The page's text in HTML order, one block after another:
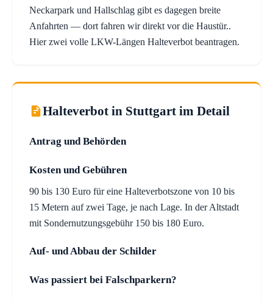
Neckarpark und Hallschlag gibt es dagegen breite
Anfahrten — dort fahren wir direkt vor die Haustür..
Hier zwei volle LKW-Längen Halteverbot beantragen.
Halteverbot in Stuttgart im Detail
Antrag und Behörden
Kosten und Gebühren
90 bis 130 Euro für eine Halteverbotszone von 10 bis
15 Metern auf zwei Tage, je nach Lage. In der Altstadt
mit Sondernutzungsgebühr 150 bis 180 Euro.
Auf- und Abbau der Schilder
Was passiert bei Falschparkern?